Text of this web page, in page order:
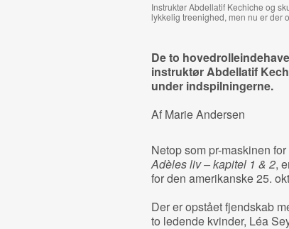
Instruktør Abdellatif Kechiche og
lykkelig treenighed, men nu er der
De to
instruktør Abdellatif
under indspilningerne.
Af Marie Andersen
Netop som pr-maskinen
Adèles liv – kapitel 1 & 2,
for den amerikanske 25.
Der er opstået fjendskab
to ledende kvinder, Léa